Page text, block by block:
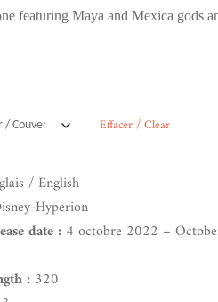
featuring Maya and Mexica gods
Effacer / Clear
/ English
Hyperion
date : 4 octobre 2022 –
: 320